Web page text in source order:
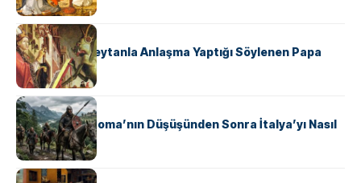
KÜLTÜR
II. Silvester: Şeytanla Anlaşma Yaptığı Söylenen Papa
KÜLTÜR
Ostrogotlar Roma’nın Düşüşünden Sonra İtalya’yı Nasıl
Ele Geçirdi?
KÜLTÜR